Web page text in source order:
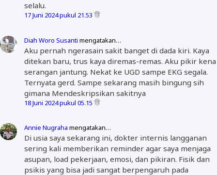
selalu.
17 Juni 2024 pukul 21.53
Diah Woro Susanti mengatakan…
Aku pernah ngerasain sakit banget di dada kiri. Kaya
ditekan baru, trus kaya diremas-remas. Aku pikir kena
serangan jantung. Nekat ke UGD sampe EKG segala.
Ternyata gerd. Sampe sekarang masih bingung sih
gimana Mendeskripsikan sakitnya
18 Juni 2024 pukul 05.15
Annie Nugraha mengatakan…
Di usia saya sekarang ini, dokter internis langganan
sering kali memberikan reminder agar saya menjaga
asupan, load pekerjaan, emosi, dan pikiran. Fisik dan
psikis yang bisa jadi sangat berpengaruh pada